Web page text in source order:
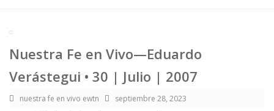
Nuestra Fe en Vivo—Eduardo
Verástegui • 30 | Julio | 2007
nuestra fe en vivo ewtn septiembre 28, 2023